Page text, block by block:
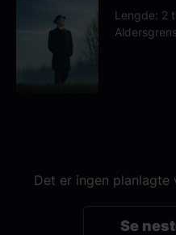
Lengde: 2
Det er ingen planlagte
Se